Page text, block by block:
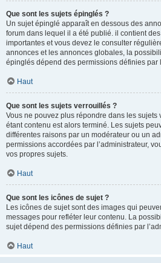
Que sont les sujets épinglés ?
Un sujet épinglé apparaît en dessous des
forum dans lequel il a été publié. il contient
importantes et vous devez le consulter
annonces et les annonces globales, la
épinglés dépend des permissions définies par
Haut
Que sont les sujets verrouillés ?
Vous ne pouvez plus répondre dans les sujets
étant contenu est alors terminé. Les sujets
différentes raisons par un modérateur ou un
permissions accordées par l’administrateur,
vos propres sujets.
Haut
Que sont les icônes de sujet ?
Les icônes de sujet sont des images qui
messages pour refléter leur contenu. La
sujet dépend des permissions définies par
Haut